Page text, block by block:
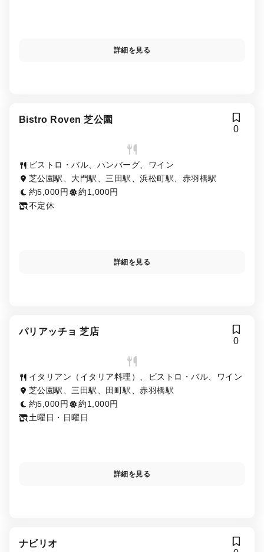
詳細を見る
Bistro Roven 芝公園
0
ビストロ・バル、ハンバーグ、ワイン
芝公園駅、大門駅、三田駅、浜松町駅、赤羽橋駅
約5,000円
約1,000円
不定休
詳細を見る
パリアッチョ 芝店
0
イタリアン（イタリア料理）、ビストロ・バル、ワイン
芝公園駅、三田駅、田町駅、赤羽橋駅
約5,000円
約1,000円
土曜日・日曜日
詳細を見る
ナビリオ